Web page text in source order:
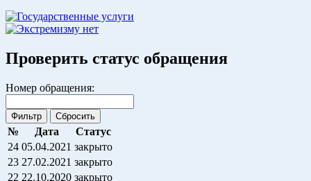
Проверить статус обращения
Номер обращения:
№ Дата
Статус
24 05.04.2021 закрыто
23 27.02.2021 закрыто
22 22.10.2020 закрыто